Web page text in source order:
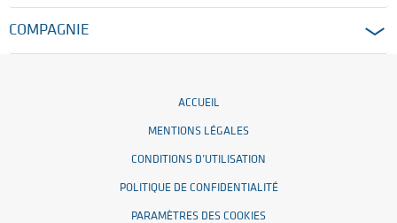
COMPAGNIE
ACCUEIL
MENTIONS LÉGALES
CONDITIONS D’UTILISATION
POLITIQUE DE CONFIDENTIALITÉ
PARAMÈTRES DES COOKIES